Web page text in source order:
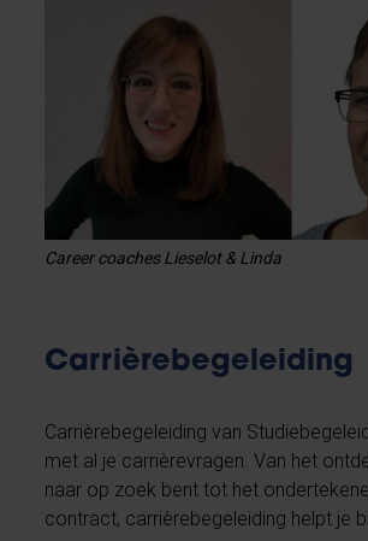
Carrièrebegeleiding
Carrièrebegeleiding van
met al je carrièrevragen. Van het
naar op zoek bent tot het
contract, carrièrebegeleiding helpt je
Career coaches Lieselot & Linda